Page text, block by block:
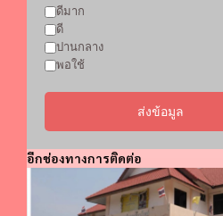
ดีมาก
ดี
ปานกลาง
พอใช้
ส่งข้อมูล
อีกช่องทางการติดต่อ